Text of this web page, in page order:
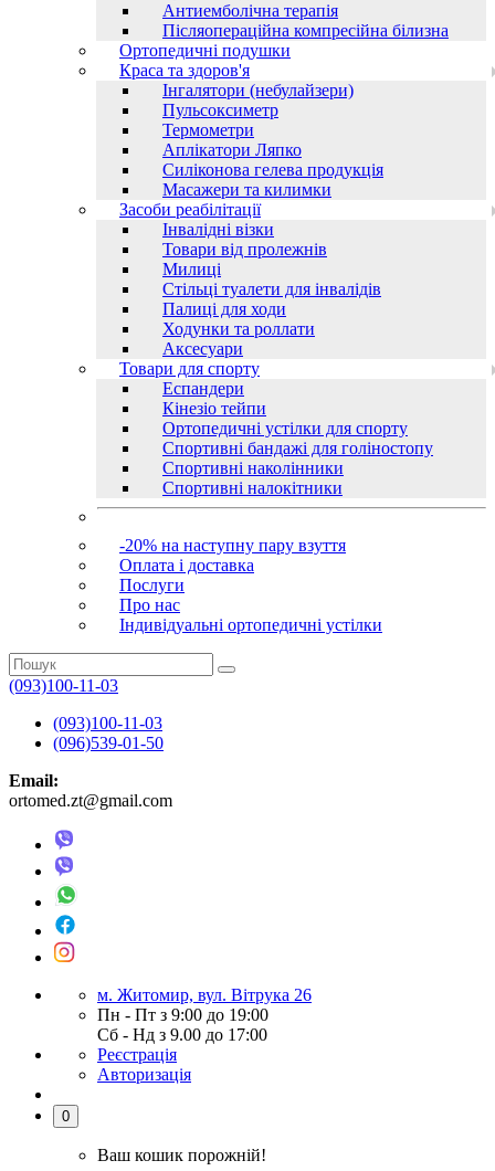
Антиемболічна терапія
Післяопераційна компресійна білизна
Ортопедичні подушки
Краса та здоров'я
Інгалятори (небулайзери)
Пульсоксиметр
Термометри
Аплікатори Ляпко
Силіконова гелева продукція
Масажери та килимки
Засоби реабілітації
Інвалідні візки
Товари від пролежнів
Милиці
Стільці туалети для інвалідів
Палиці для ходи
Ходунки та роллати
Аксесуари
Товари для спорту
Еспандери
Кінезіо тейпи
Ортопедичні устілки для спорту
Спортивні бандажі для голіностопу
Спортивні наколінники
Спортивні налокітники
-20% на наступну пару взуття
Оплата і доставка
Послуги
Про нас
Індивідуальні ортопедичні устілки
(093)100-11-03
(093)100-11-03
(096)539-01-50
Email:
ortomed.zt@gmail.com
м. Житомир, вул. Вітрука 26
Пн - Пт з 9:00 до 19:00
Сб - Нд з 9.00 до 17:00
Реєстрація
Авторизація
0
Ваш кошик порожній!